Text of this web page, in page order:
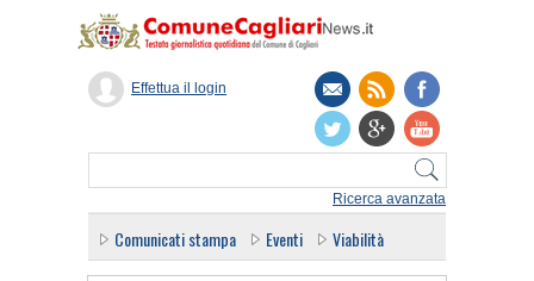
Ricerca avanzata
Effettua il login
Comunicati stampa Eventi Viabilità